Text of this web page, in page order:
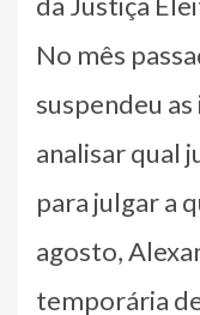
No mês
suspendeu
analisar qual
para julgar a
agosto,
temporária